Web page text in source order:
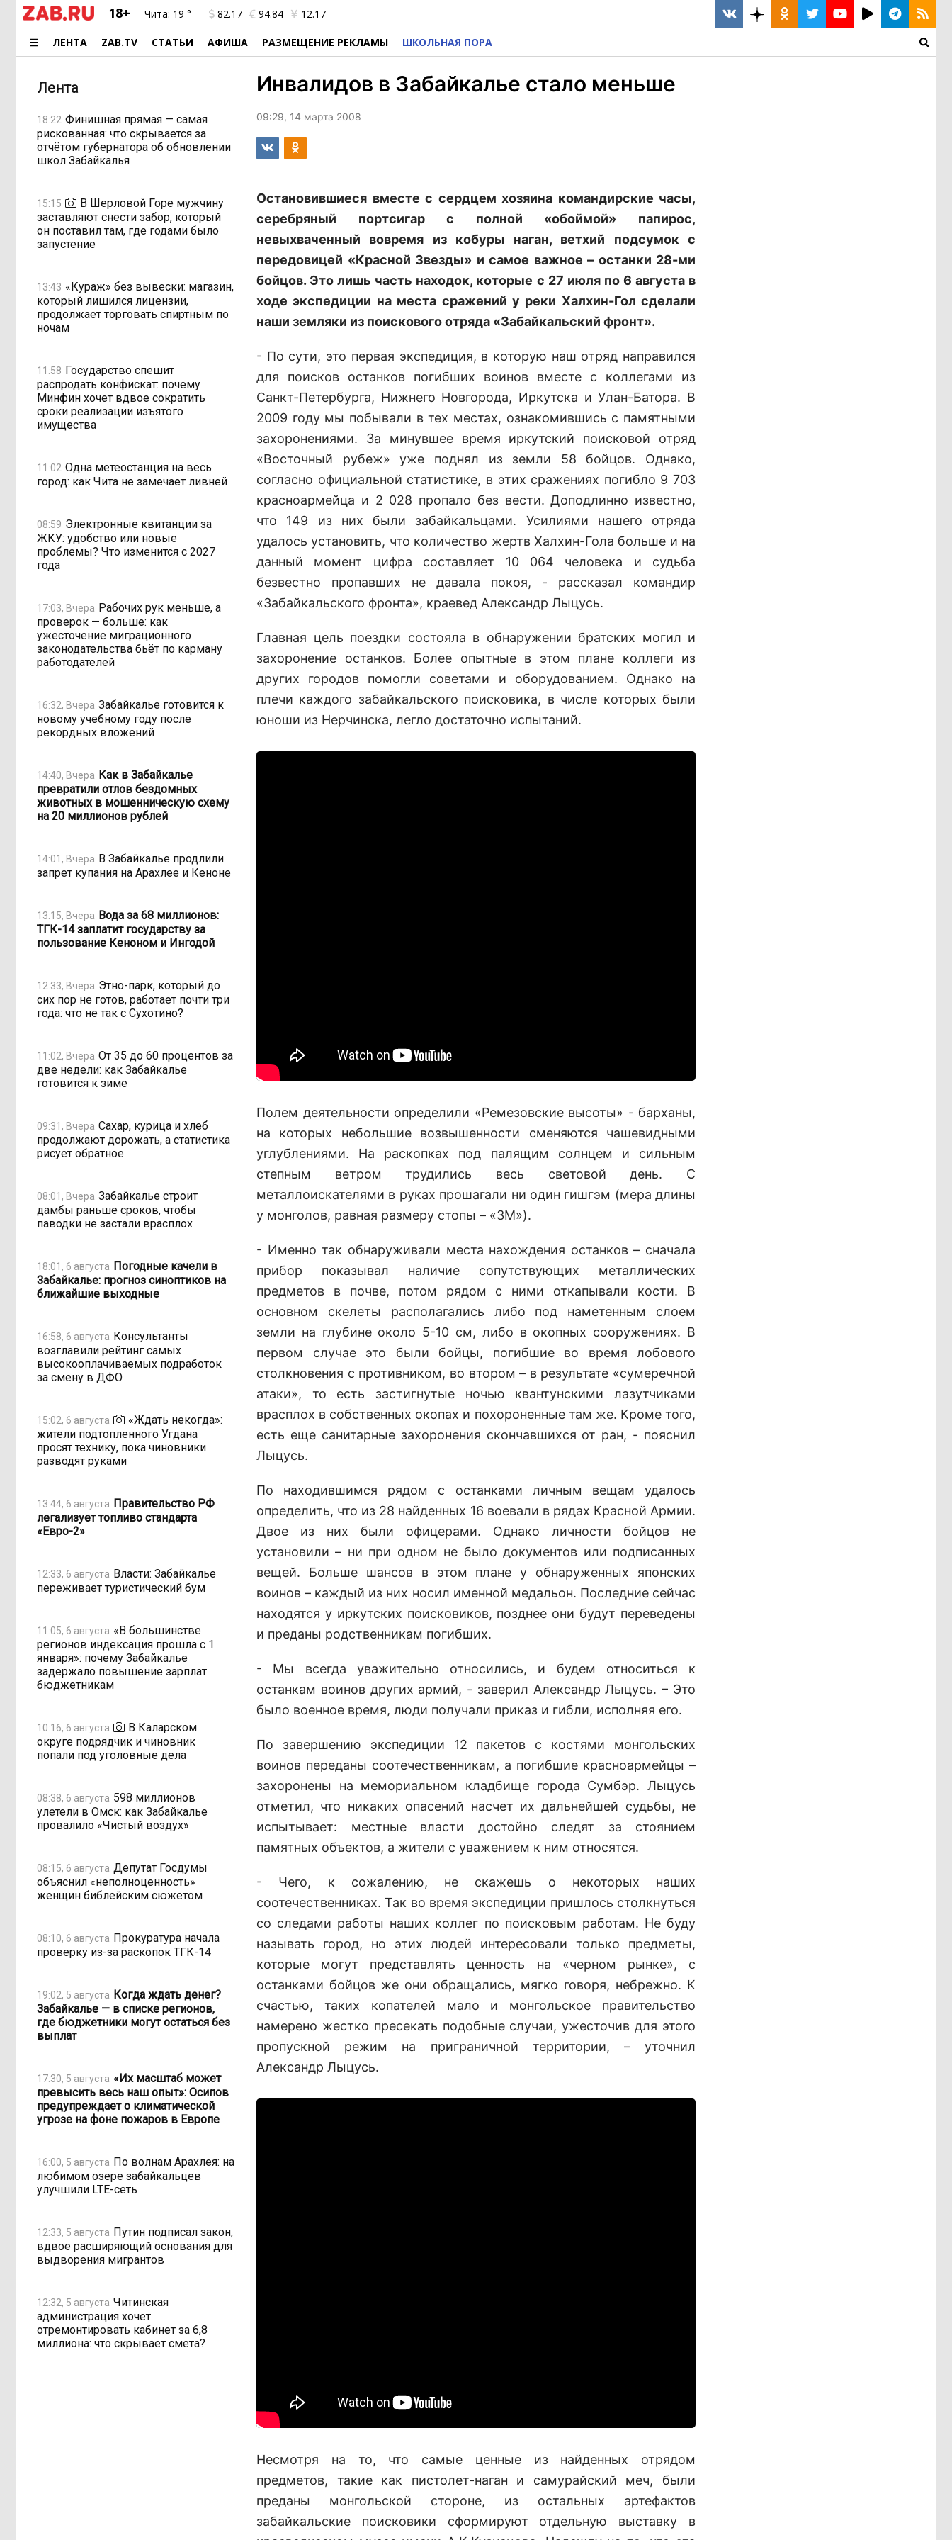
18+ Чита: 19 ° 82.17 94.84 12.17
ЛЕНТА ZAB.TV СТАТЬИ АФИША РАЗМЕЩЕНИЕ РЕКЛАМЫ ШКОЛЬНАЯ ПОРА
Лента
18:22 Финишная прямая — самая
рискованная: что скрывается за
отчётом губернатора об обновлении
школ Забайкалья
15:15
В Шерловой Горе мужчину
заставляют снести забор, который
он поставил там, где годами было
запустение
13:43 «Кураж» без вывески: магазин,
который лишился лицензии,
продолжает торговать спиртным по
ночам
11:58 Государство спешит
распродать конфискат: почему
Минфин хочет вдвое сократить
сроки реализации изъятого
имущества
11:02 Одна метеостанция на весь
город: как Чита не замечает ливней
08:59 Электронные квитанции за
ЖКУ: удобство или новые
проблемы? Что изменится с 2027
года
17:03, Вчера Рабочих рук меньше, а
проверок — больше: как
ужесточение миграционного
законодательства бьёт по карману
работодателей
16:32, Вчера Забайкалье готовится к
новому учебному году после
рекордных вложений
14:40, Вчера Как в Забайкалье
превратили отлов бездомных
животных в мошенническую схему
на 20 миллионов рублей
14:01, Вчера В Забайкалье продлили
запрет купания на Арахлее и Кеноне
13:15, Вчера Вода за 68 миллионов:
ТГК-14 заплатит государству за
пользование Кеноном и Ингодой
12:33, Вчера Этно-парк, который до
сих пор не готов, работает почти три
года: что не так с Сухотино?
11:02, Вчера От 35 до 60 процентов за
две недели: как Забайкалье
готовится к зиме
09:31, Вчера Сахар, курица и хлеб
продолжают дорожать, а статистика
рисует обратное
08:01, Вчера Забайкалье строит
дамбы раньше сроков, чтобы
паводки не застали врасплох
18:01, 6 августа Погодные качели в
Забайкалье: прогноз синоптиков на
ближайшие выходные
16:58, 6 августа Консультанты
возглавили рейтинг самых
высокооплачиваемых подработок
за смену в ДФО
15:02, 6 августа
«Ждать некогда»:
жители подтопленного Угдана
просят технику, пока чиновники
разводят руками
13:44, 6 августа Правительство РФ
легализует топливо стандарта
«Евро-2»
12:33, 6 августа Власти: Забайкалье
переживает туристический бум
11:05, 6 августа «В большинстве
регионов индексация прошла с 1
января»: почему Забайкалье
задержало повышение зарплат
бюджетникам
10:16, 6 августа
В Каларском
округе подрядчик и чиновник
попали под уголовные дела
08:38, 6 августа 598 миллионов
улетели в Омск: как Забайкалье
провалило «Чистый воздух»
08:15, 6 августа Депутат Госдумы
объяснил «неполноценность»
женщин библейским сюжетом
08:10, 6 августа Прокуратура начала
проверку из-за раскопок ТГК-14
19:02, 5 августа Когда ждать денег?
Забайкалье — в списке регионов,
где бюджетники могут остаться без
выплат
17:30, 5 августа «Их масштаб может
превысить весь наш опыт»: Осипов
предупреждает о климатической
угрозе на фоне пожаров в Европе
16:00, 5 августа По волнам Арахлея: на
любимом озере забайкальцев
улучшили LTE-сеть
12:33, 5 августа Путин подписал закон,
вдвое расширяющий основания для
выдворения мигрантов
12:32, 5 августа Читинская
администрация хочет
отремонтировать кабинет за 6,8
миллиона: что скрывает смета?
Инвалидов в Забайкалье стало меньше
09:29, 14 марта 2008
Остановившиеся вместе с сердцем хозяина командирские часы,
серебряный портсигар с полной «обоймой» папирос,
невыхваченный вовремя из кобуры наган, ветхий подсумок с
передовицей «Красной Звезды» и самое важное – останки 28-ми
бойцов. Это лишь часть находок, которые с 27 июля по 6 августа в
ходе экспедиции на места сражений у реки Халхин-Гол сделали
наши земляки из поискового отряда «Забайкальский фронт».
- По сути, это первая экспедиция, в которую наш отряд направился
для поисков останков погибших воинов вместе с коллегами из
Санкт-Петербурга, Нижнего Новгорода, Иркутска и Улан-Батора. В
2009 году мы побывали в тех местах, ознакомившись с памятными
захоронениями. За минувшее время иркутский поисковой отряд
«Восточный рубеж» уже поднял из земли 58 бойцов. Однако,
согласно официальной статистике, в этих сражениях погибло 9 703
красноармейца и 2 028 пропало без вести. Доподлинно известно,
что 149 из них были забайкальцами. Усилиями нашего отряда
удалось установить, что количество жертв Халхин-Гола больше и на
данный момент цифра составляет 10 064 человека и судьба
безвестно пропавших не давала покоя, - рассказал командир
«Забайкальского фронта», краевед Александр Лыцусь.
Главная цель поездки состояла в обнаружении братских могил и
захоронение останков. Более опытные в этом плане коллеги из
других городов помогли советами и оборудованием. Однако на
плечи каждого забайкальского поисковика, в числе которых были
юноши из Нерчинска, легло достаточно испытаний.
Полем деятельности определили «Ремезовские высоты» - барханы,
на которых небольшие возвышенности сменяются чашевидными
углублениями. На раскопках под палящим солнцем и сильным
степным ветром трудились весь световой день. С
металлоискателями в руках прошагали ни один гишгэм (мера длины
у монголов, равная размеру стопы – «ЗМ»).
- Именно так обнаруживали места нахождения останков – сначала
прибор показывал наличие сопутствующих металлических
предметов в почве, потом рядом с ними откапывали кости. В
основном скелеты располагались либо под наметенным слоем
земли на глубине около 5-10 см, либо в окопных сооружениях. В
первом случае это были бойцы, погибшие во время лобового
столкновения с противником, во втором – в результате «сумеречной
атаки», то есть застигнутые ночью квантунскими лазутчиками
врасплох в собственных окопах и похороненные там же. Кроме того,
есть еще санитарные захоронения скончавшихся от ран, - пояснил
Лыцусь.
По находившимся рядом с останками личным вещам удалось
определить, что из 28 найденных 16 воевали в рядах Красной Армии.
Двое из них были офицерами. Однако личности бойцов не
установили – ни при одном не было документов или подписанных
вещей. Больше шансов в этом плане у обнаруженных японских
воинов – каждый из них носил именной медальон. Последние сейчас
находятся у иркутских поисковиков, позднее они будут переведены
и преданы родственникам погибших.
- Мы всегда уважительно относились, и будем относиться к
останкам воинов других армий, - заверил Александр Лыцусь. – Это
было военное время, люди получали приказ и гибли, исполняя его.
По завершению экспедиции 12 пакетов с костями монгольских
воинов переданы соотечественникам, а погибшие красноармейцы –
захоронены на мемориальном кладбище города Сумбэр. Лыцусь
отметил, что никаких опасений насчет их дальнейшей судьбы, не
испытывает: местные власти достойно следят за стоянием
памятных объектов, а жители с уважением к ним относятся.
- Чего, к сожалению, не скажешь о некоторых наших
соотечественниках. Так во время экспедиции пришлось столкнуться
со следами работы наших коллег по поисковым работам. Не буду
называть город, но этих людей интересовали только предметы,
которые могут представлять ценность на «черном рынке», с
останками бойцов же они обращались, мягко говоря, небрежно. К
счастью, таких копателей мало и монгольское правительство
намерено жестко пресекать подобные случаи, ужесточив для этого
пропускной режим на приграничной территории, – уточнил
Александр Лыцусь.
Несмотря на то, что самые ценные из найденных отрядом
предметов, такие как пистолет-наган и самурайский меч, были
преданы монгольской стороне, из остальных артефактов
забайкальские поисковики сформируют отдельную выставку в